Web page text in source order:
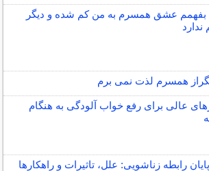
بفهمم عشق همسرم به من کم شده و دیگر
همسرم لذت نمی برم
عالی برای رفع خواب آلودگی به هنگام
رابطه زناشویی: علل، تاثیرات و راهکارها